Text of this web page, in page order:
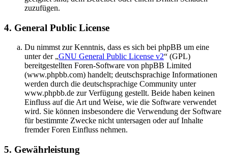
zuzufügen.
4. General Public License
Du nimmst zur Kenntnis, dass es sich bei phpBB um eine
unter der „GNU General Public License v2“ (GPL)
bereitgestellten Foren-Software von phpBB Limited
(www.phpbb.com) handelt; deutschsprachige Informationen
werden durch die deutschsprachige Community unter
www.phpbb.de zur Verfügung gestellt. Beide haben keinen
Einfluss auf die Art und Weise, wie die Software verwendet
wird. Sie können insbesondere die Verwendung der Software
für bestimmte Zwecke nicht untersagen oder auf Inhalte
fremder Foren Einfluss nehmen.
5. Gewährleistung